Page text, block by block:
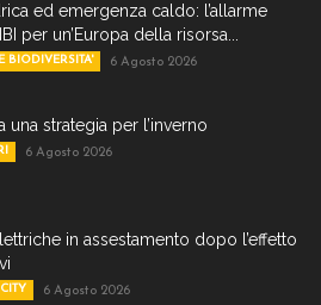
ed emergenza caldo: l’allarme
per un’Europa della risorsa...
BIODIVERSITA' 6 Agosto 2026
una strategia per l’inverno
6 Agosto 2026
in assestamento dopo l’effetto
6 Agosto 2026